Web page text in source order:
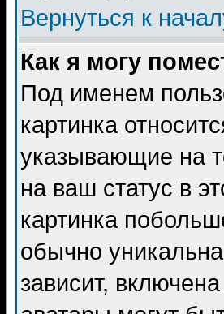
Вернуться к
Как я могу
Под именем
картинка
указывающие на
на ваш статус в
картинка
обычно
зависит,